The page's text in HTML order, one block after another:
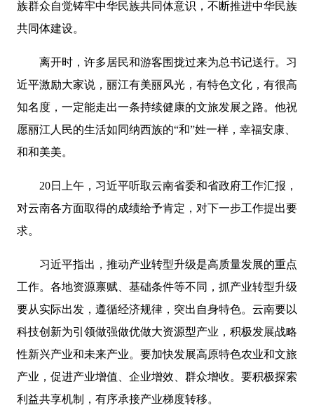
族群众自觉铸牢中华民族共同体意识，不断推进中华民族
共同体建设。
离开时，许多居民和游客围拢过来为总书记送行。习
近平激励大家说，丽江有美丽风光，有特色文化，有很高
知名度，一定能走出一条持续健康的文旅发展之路。他祝
愿丽江人民的生活如同纳西族的“和”姓一样，幸福安康、
和和美美。
20日上午，习近平听取云南省委和省政府工作汇报，
对云南各方面取得的成绩给予肯定，对下一步工作提出要
求。
习近平指出，推动产业转型升级是高质量发展的重点
工作。各地资源禀赋、基础条件等不同，抓产业转型升级
要从实际出发，遵循经济规律，突出自身特色。云南要以
科技创新为引领做强做优做大资源型产业，积极发展战略
性新兴产业和未来产业。要加快发展高原特色农业和文旅
产业，促进产业增值、企业增效、群众增收。要积极探索
利益共享机制，有序承接产业梯度转移。